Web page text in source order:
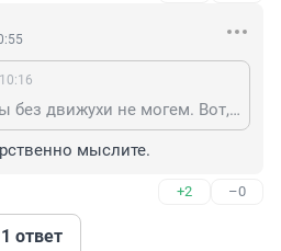
Начнется другая. Мы без движухи не могем. Вот, придуманная Лениным Польша гадит.
мыслите.
+2 –0
ответ